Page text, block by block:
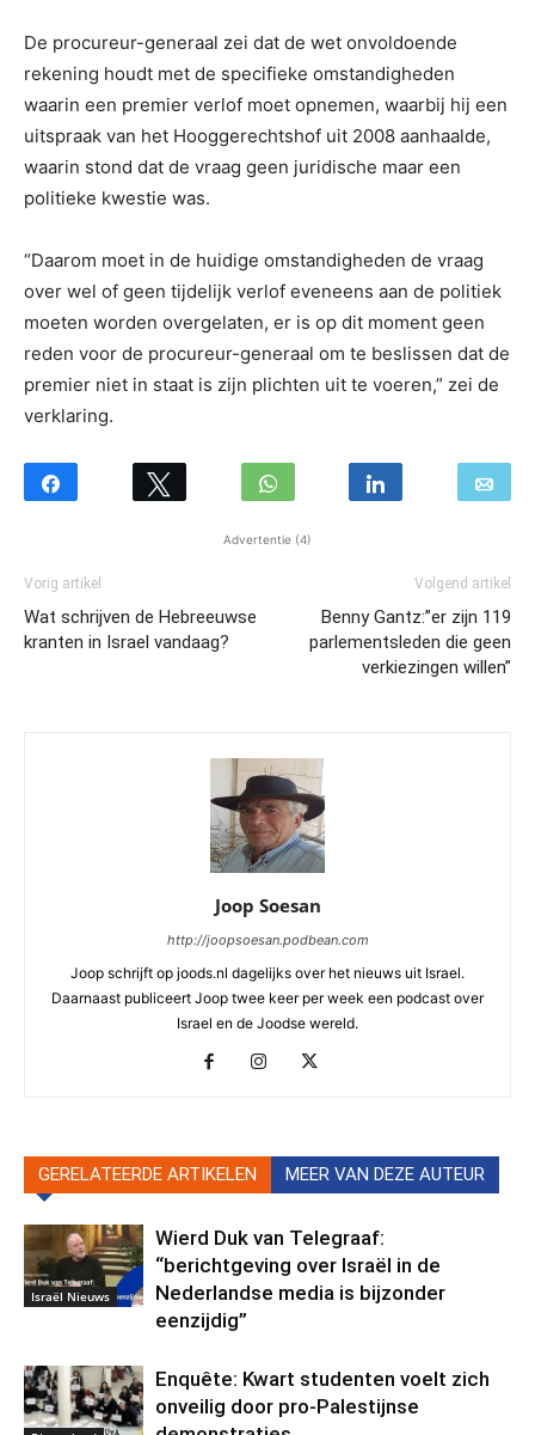
De procureur-generaal zei dat de wet onvoldoende
rekening houdt met de specifieke omstandigheden
waarin een premier verlof moet opnemen, waarbij hij een
uitspraak van het Hooggerechtshof uit 2008 aanhaalde,
waarin stond dat de vraag geen juridische maar een
politieke kwestie was.
“Daarom moet in de huidige omstandigheden de vraag
over wel of geen tijdelijk verlof eveneens aan de politiek
moeten worden overgelaten, er is op dit moment geen
reden voor de procureur-generaal om te beslissen dat de
premier niet in staat is zijn plichten uit te voeren,” zei de
verklaring.
Advertentie (4)
Vorig artikel
Wat schrijven de Hebreeuwse
kranten in Israel vandaag?
Volgend artikel
Benny Gantz:”er zijn 119
parlementsleden die geen
verkiezingen willen”
Joop Soesan
http://joopsoesan.podbean.com
Joop schrijft op joods.nl dagelijks over het nieuws uit Israel.
Daarnaast publiceert Joop twee keer per week een podcast over
Israel en de Joodse wereld.
GERELATEERDE ARTIKELEN MEER VAN DEZE AUTEUR
Israël Nieuws
Wierd Duk van Telegraaf:
“berichtgeving over Israël in de
Nederlandse media is bijzonder
eenzijdig”
Enquête: Kwart studenten voelt zich
onveilig door pro-Palestijnse